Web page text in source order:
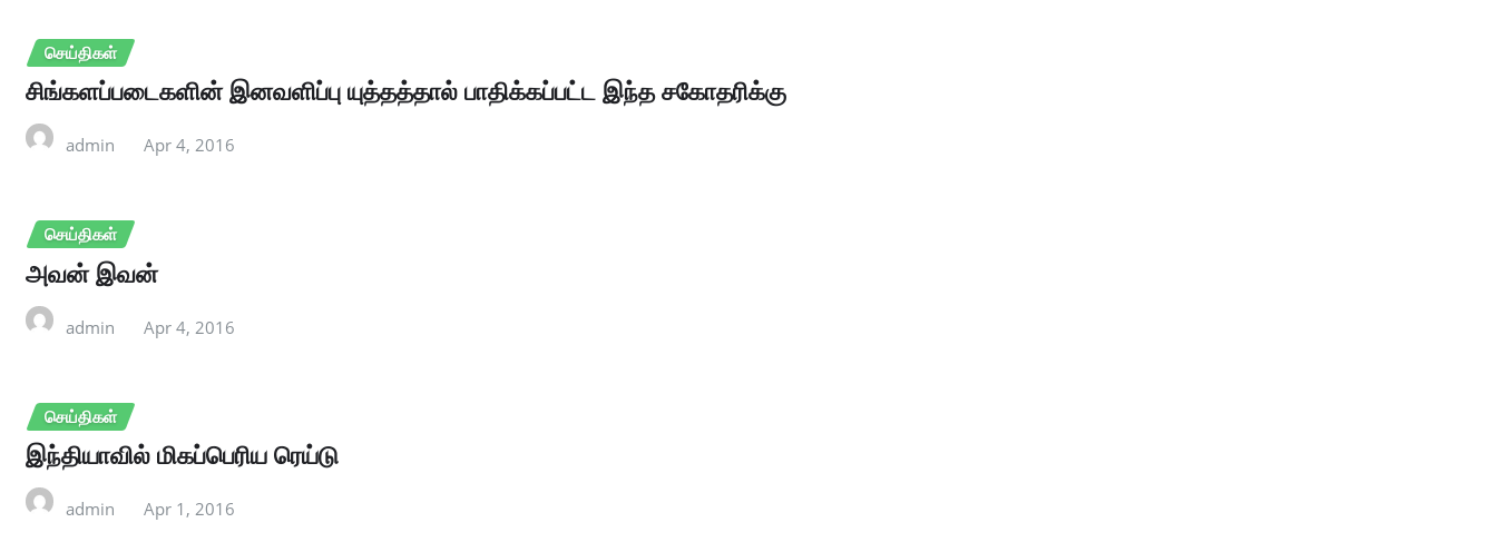
செய்திகள்
சிங்களப்படைகளின் இனவளிப்பு யுத்தத்தால் பாதிக்கப்பட்ட இந்த சகோதரிக்கு
admin Apr 4, 2016
செய்திகள்
அவன் இவன்
admin Apr 4, 2016
செய்திகள்
இந்தியாவில் மிகப்பெரிய ரெய்டு
admin Apr 1, 2016